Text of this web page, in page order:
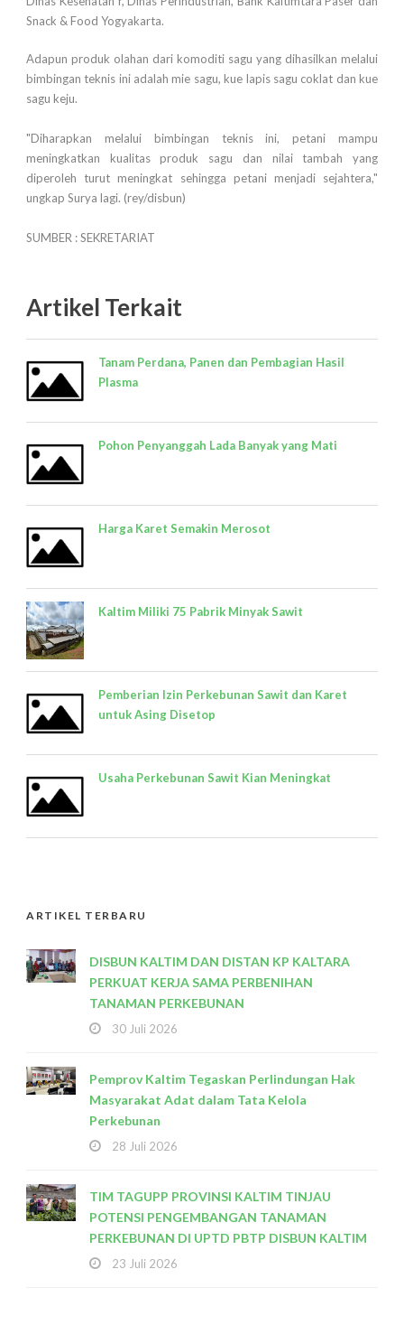
Snack & Food Yogyakarta.
Adapun produk olahan dari komoditi sagu yang dihasilkan melalui
bimbingan teknis ini adalah mie sagu, kue lapis sagu coklat dan kue
sagu keju.
"Diharapkan melalui bimbingan teknis ini, petani mampu
meningkatkan kualitas produk sagu dan nilai tambah yang
diperoleh turut meningkat sehingga petani menjadi sejahtera,"
ungkap Surya lagi. (rey/disbun)
SUMBER : SEKRETARIAT
Artikel Terkait
Tanam Perdana, Panen dan Pembagian Hasil
Plasma
Pohon Penyanggah Lada Banyak yang Mati
Harga Karet Semakin Merosot
Kaltim Miliki 75 Pabrik Minyak Sawit
Pemberian Izin Perkebunan Sawit dan Karet
untuk Asing Disetop
Usaha Perkebunan Sawit Kian Meningkat
ARTIKEL TERBARU
DISBUN KALTIM DAN DISTAN KP KALTARA
PERKUAT KERJA SAMA PERBENIHAN
TANAMAN PERKEBUNAN
30 Juli 2026
Pemprov Kaltim Tegaskan Perlindungan Hak
Masyarakat Adat dalam Tata Kelola
Perkebunan
28 Juli 2026
TIM TAGUPP PROVINSI KALTIM TINJAU
POTENSI PENGEMBANGAN TANAMAN
PERKEBUNAN DI UPTD PBTP DISBUN KALTIM
23 Juli 2026